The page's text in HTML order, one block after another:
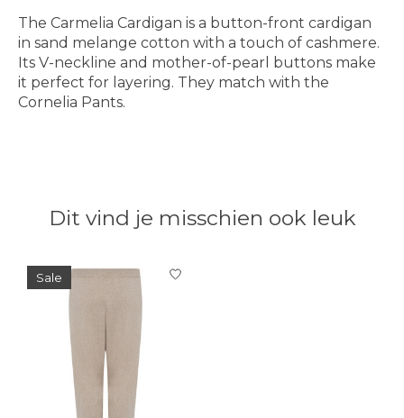
The Carmelia Cardigan is a button-front cardigan
in sand melange cotton with a touch of cashmere.
Its V-neckline and mother-of-pearl buttons make
it perfect for layering. They match with the
Cornelia Pants.
Dit vind je misschien ook leuk
Items van productcarrousel
Sale